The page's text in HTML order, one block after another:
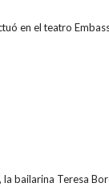
en el teatro
bailarina Teresa